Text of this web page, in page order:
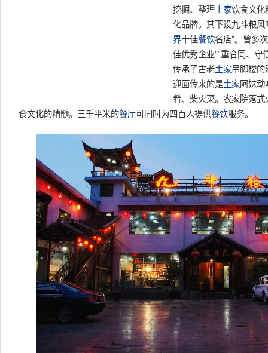
挖掘、整理土家饮食文化
化品牌。其下设九斗粮风
界十佳餐饮名店”。曾多
佳优秀企业”“重合同、
传承了古老土家吊脚楼的
迎面传来的是土家阿妹动
肴、柴火菜。农家院落
食文化的精髓。三千平米的餐厅可同时为四百人提供餐饮服务。